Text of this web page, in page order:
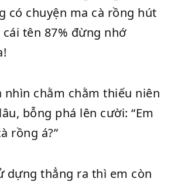
có chuyện ma cà rồng hút
tên 87% đừng nhớ
nhìn chằm chằm thiếu niên
bỗng phá lên cười: “Em
rồng á?”
dựng thẳng ra thì em còn